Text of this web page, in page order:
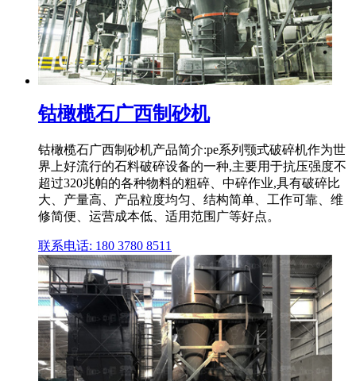
钴橄榄石广西制砂机
钴橄榄石广西制砂机产品简介:pe系列颚式破碎机作为世
界上好流行的石料破碎设备的一种,主要用于抗压强度不
超过320兆帕的各种物料的粗碎、中碎作业,具有破碎比
大、产量高、产品粒度均匀、结构简单、工作可靠、维
修简便、运营成本低、适用范围广等好点。
联系电话: 180 3780 8511